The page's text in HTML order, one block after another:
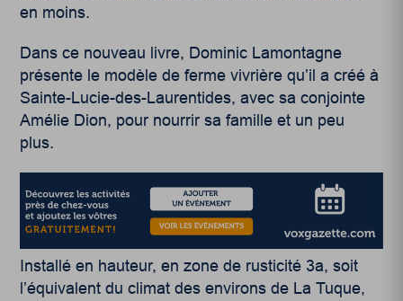
en moins.
Dans ce nouveau livre, Dominic Lamontagne
présente le modèle de ferme vivrière qu’il a créé à
Sainte-Lucie-des-Laurentides, avec sa conjointe
Amélie Dion, pour nourrir sa famille et un peu
plus.
Installé en hauteur, en zone de rusticité 3a, soit
l’équivalent du climat des environs de La Tuque,